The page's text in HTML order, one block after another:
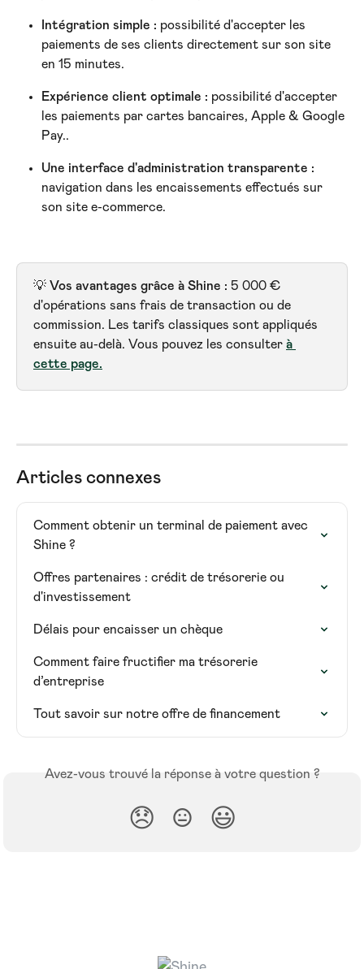
Intégration simple : possibilité d'accepter les
paiements de ses clients directement sur son site
en 15 minutes.
Expérience client optimale : possibilité d'accepter
les paiements par cartes bancaires, Apple & Google
Pay..
Une interface d'administration transparente :
navigation dans les encaissements effectués sur
son site e-commerce.
💡 Vos avantages grâce à Shine : 5 000 €
d'opérations sans frais de transaction ou de
commission. Les tarifs classiques sont appliqués
ensuite au-delà. Vous pouvez les consulter à
cette page.
Articles connexes
Comment obtenir un terminal de paiement avec
Shine ?
Offres partenaires : crédit de trésorerie ou
d'investissement
Délais pour encaisser un chèque
Comment faire fructifier ma trésorerie
d’entreprise
Tout savoir sur notre offre de financement
Avez-vous trouvé la réponse à votre question ?
😞 😐 😃